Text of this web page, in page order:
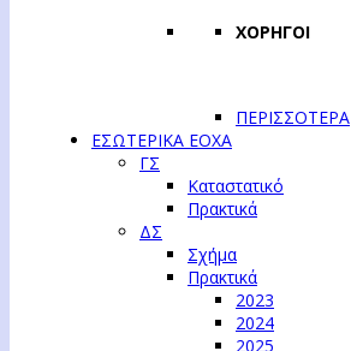
ΧΟΡΗΓΟΙ
ΠΕΡΙΣΣΟΤΕΡΑ
ΕΣΩΤΕΡΙΚΑ ΕΟΧΑ
ΓΣ
Καταστατικό
Πρακτικά
ΔΣ
Σχήμα
Πρακτικά
2023
2024
2025